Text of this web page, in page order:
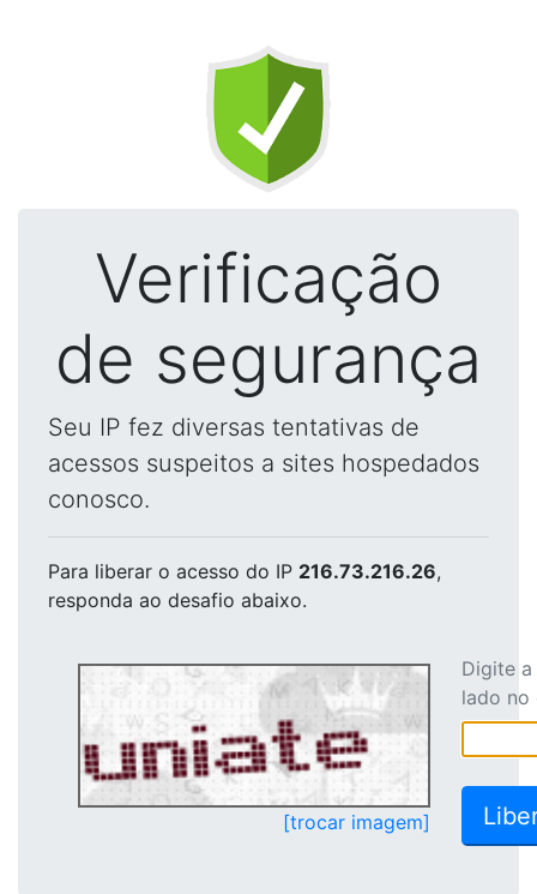
Verificação
de segurança
Seu IP fez diversas tentativas de
acessos suspeitos a sites hospedados
conosco.
Para liberar o acesso do IP 216.73.216.26,
responda ao desafio abaixo.
[trocar imagem]
Digite
lado no